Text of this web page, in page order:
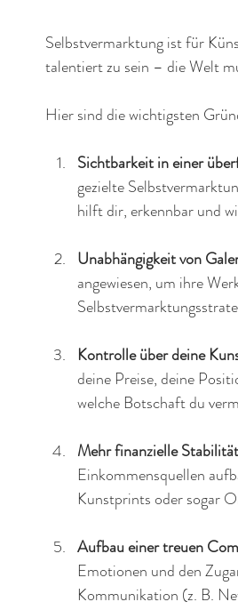
Selbstvermarktung ist für
talentiert zu sein – die Welt
Hier sind die wichtigsten
Sichtbarkeit in einer
gezielte
hilft dir, erkennbar und
Unabhängigkeit von
angewiesen, um ihre
Kontrolle über deine
deine Preise, deine
welche Botschaft du
Mehr finanzielle
Einkommensquellen
Kunstprints oder sogar
Aufbau einer treuen
Emotionen und den
Kommunikation (z. B.